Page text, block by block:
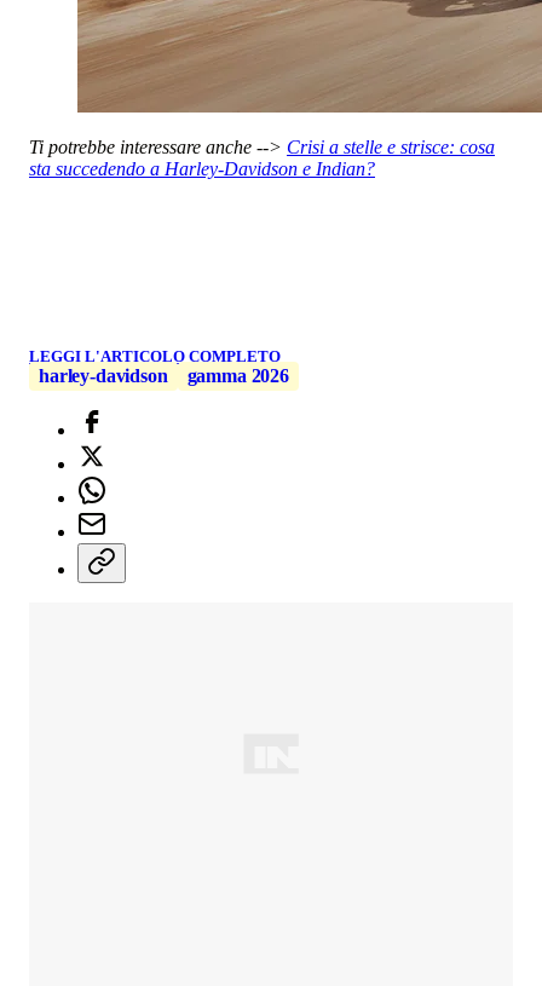
Ti potrebbe interessare anche --> Crisi a stelle e strisce: cosa
sta succedendo a Harley-Davidson e Indian?
LEGGI L'ARTICOLO COMPLETO
harley-davidson gamma 2026